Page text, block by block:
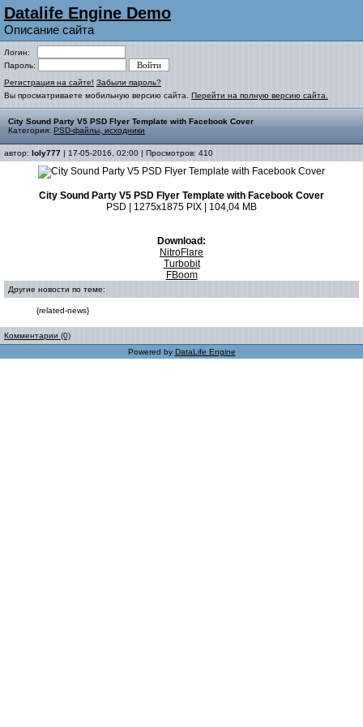
Datalife Engine Demo
Описание сайта
Логин:
Пароль:
Регистрация на сайте! Забыли пароль?
Вы просматриваете мобильную версию сайта. Перейти на полную версию сайта.
City Sound Party V5 PSD Flyer Template with Facebook Cover
Категория: PSD-файлы, исходники
автор: loly777 | 17-05-2016, 02:00 | Просмотров: 410
City Sound Party V5 PSD Flyer Template with Facebook Cover
PSD | 1275x1875 PIX | 104,04 MB
Download:
NitroFlare
Turbobit
FBoom
Другие новости по теме:
{related-news}
Комментарии (0)
Powered by DataLife Engine